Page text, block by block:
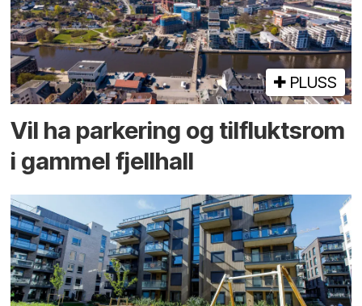
PLUSS
Vil ha parkering og tilflukts­rom
i gammel fjellhall